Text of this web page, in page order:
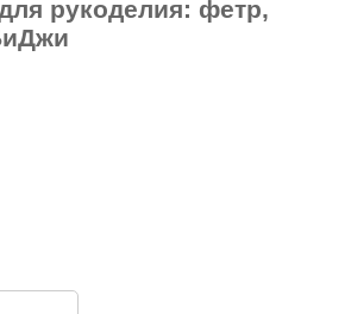
рукоделия: фетр,